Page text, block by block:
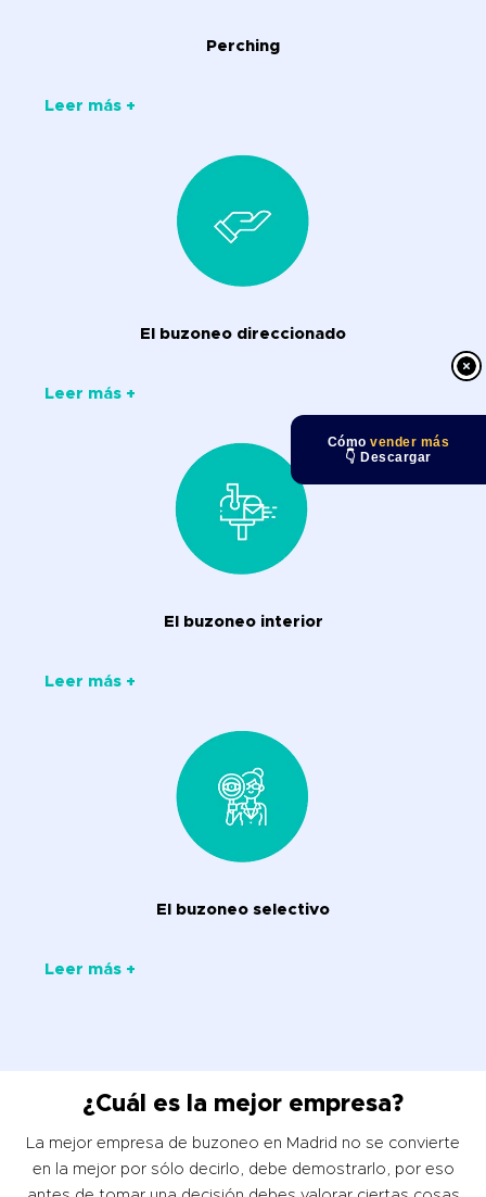
Cómovender más
👇 Descargar
Perching
Leer más +
El buzoneo direccionado
Leer más +
El buzoneo interior
Leer más +
El buzoneo selectivo
Leer más +
¿Cuál es la mejor empresa?
La mejor empresa de buzoneo en Madrid no se convierte
en la mejor por sólo decirlo, debe demostrarlo, por eso